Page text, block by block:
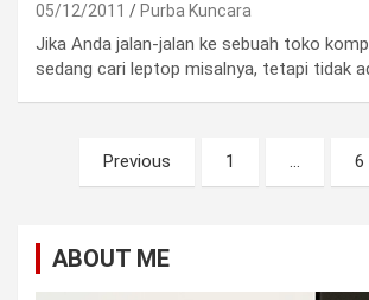
05/12/2011 Purba Kuncara
Jika Anda jalan-jalan ke sebuah toko
sedang cari leptop misalnya, tetapi tidak
pagination
Previous 1 … 6
ABOUT ME